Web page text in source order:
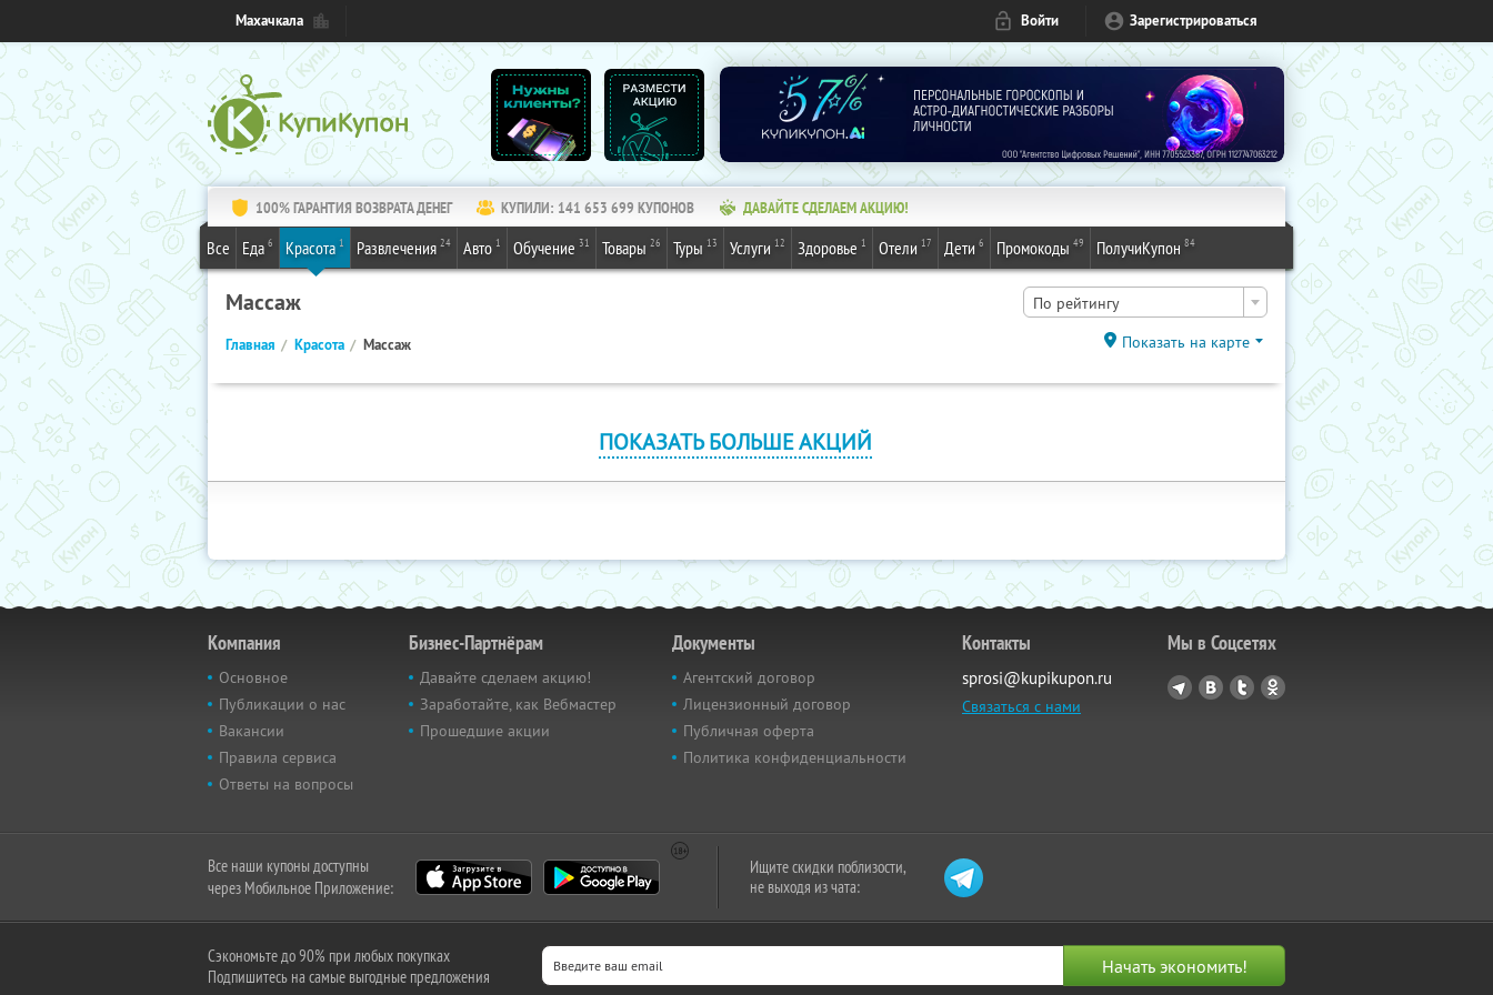
Махачкала Войти Зарегистрироваться
100% ГАРАНТИЯ ВОЗВРАТА ДЕНЕГ КУПИЛИ: 141 653 699 КУПОНОВ ДАВАЙТЕ СДЕЛАЕМ АКЦИЮ!
Все Еда 6 Красота 1 Развлечения 24 Авто 1 Обучение 31 Товары 26 Туры 13 Услуги 12 Здоровье 1 Отели 17 Дети 6 Промокоды 49 ПолучиКупон 84
Массаж По рейтингу
Главная Красота Массаж Показать на карте
ПОКАЗАТЬ БОЛЬШЕ АКЦИЙ
Компания
Основное
Публикации о нас
Вакансии
Правила сервиса
Ответы на вопросы
Бизнес-Партнёрам
Давайте сделаем акцию!
Заработайте, как Вебмастер
Прошедшие акции
Документы
Агентский договор
Лицензионный договор
Публичная оферта
Политика конфиденциальности
Контакты
sprosi@kupikupon.ru
Связаться с нами
Мы в Соцсетях
Все наши купоны доступны
через Мобильное Приложение:
Ищите скидки поблизости,
не выходя из чата:
Сэкономьте до 90% при любых покупках
Подпишитесь на самые выгодные предложения